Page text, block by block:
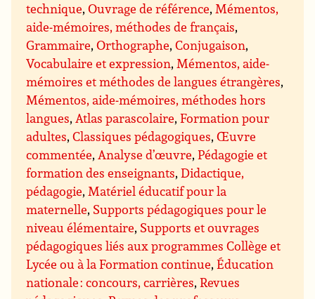
technique,Ouvrage de référence, Mémentos,
aide-mémoires, méthodes de français,
Grammaire,Orthographe,Conjugaison,
Vocabulaire et expression, Mémentos, aide-
mémoires et méthodes de langues étrangères,
Mémentos, aide-mémoires, méthodes hors
langues, Atlas parascolaire,Formation pour
adultes,Classiques pédagogiques,Œuvre
commentée, Analyse d’œuvre,Pédagogie et
formation des enseignants,Didactique,
pédagogie, Matériel éducatif pour la
maternelle, Supports pédagogiques pour le
niveau élémentaire, Supports et ouvrages
pédagogiques liés aux programmes Collège et
Lycée ou à la Formation continue,Éducation
nationale : concours, carrières,Revues